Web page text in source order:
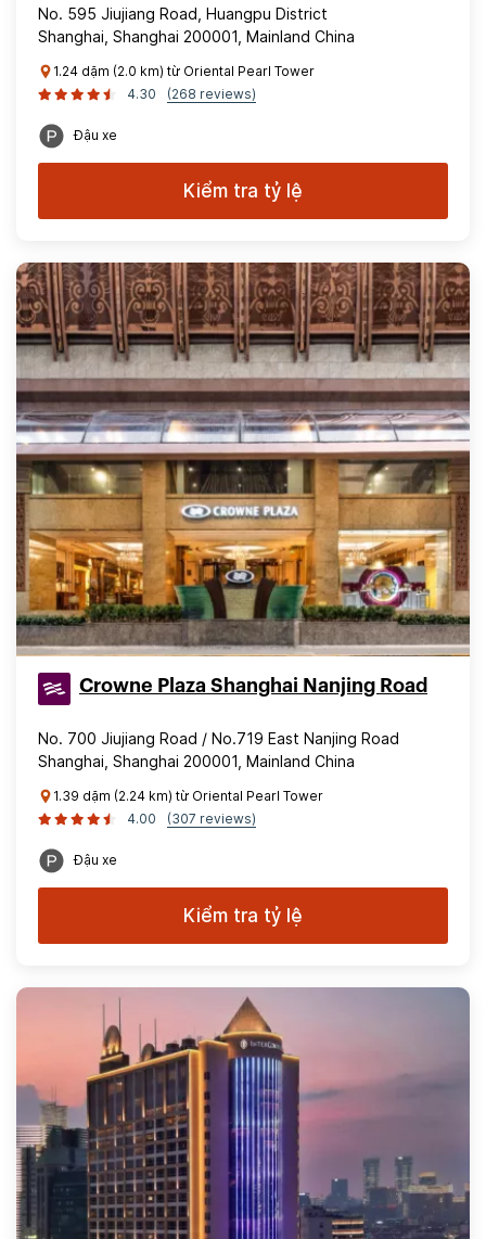
No. 595 Jiujiang Road, Huangpu District
Shanghai, Shanghai 200001, Mainland China
1.24 dặm (2.0 km) từ Oriental Pearl Tower
4.30
(268 reviews)
Đậu xe
Kiểm tra tỷ lệ
Crowne Plaza Shanghai Nanjing Road
No. 700 Jiujiang Road / No.719 East Nanjing Road
Shanghai, Shanghai 200001, Mainland China
1.39 dặm (2.24 km) từ Oriental Pearl Tower
4.00
(307 reviews)
Đậu xe
Kiểm tra tỷ lệ